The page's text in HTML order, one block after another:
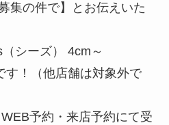
集の件で】とお伝えいた
シーズ） 4cm～
！（他店舗は対象外で
予約・来店予約にて受